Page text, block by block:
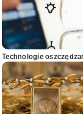
Technologie